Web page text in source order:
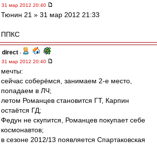
31 мар 2012 20:40
Тюнин 21 » 31 мар 2012 21:33
ППКС
direct -
31 мар 2012 20:40
мечты:
сейчас соберёмся, занимаем 2-е место,
попадаем в ЛЧ;
летом Романцев становится ГТ, Карпин
остаётся ГД;
Федун не скупится, Романцев покупает себе
космонавтов;
в сезоне 2012/13 появляется Спартаковская